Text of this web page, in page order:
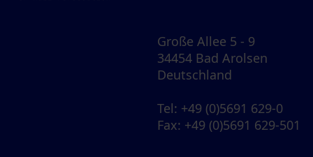
Große Allee 5 - 9
34454 Bad Arolsen
Deutschland
Tel: +49 (0)5691 629-0
Fax: +49 (0)5691 629-501